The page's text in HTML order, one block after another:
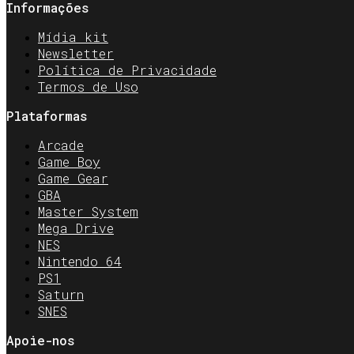
Informações
Mídia kit
Newsletter
Política de Privacidade
Termos de Uso
Plataformas
Arcade
Game Boy
Game Gear
GBA
Master System
Mega Drive
NES
Nintendo 64
PS1
Saturn
SNES
Apoie-nos